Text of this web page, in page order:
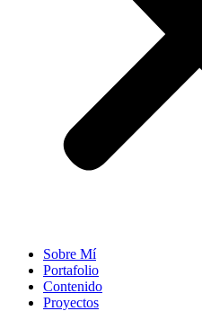
Sobre Mí
Portafolio
Contenido
Proyectos